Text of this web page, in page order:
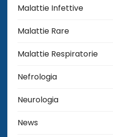
Malattie Infettive
Malattie Rare
Malattie Respiratorie
Nefrologia
Neurologia
News